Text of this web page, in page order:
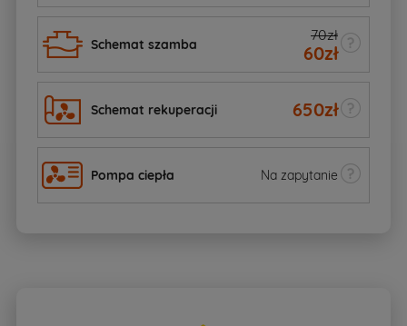
Schemat szamba
70zł
60zł
Schemat rekuperacji 650zł
Pompa ciepła Na zapytanie